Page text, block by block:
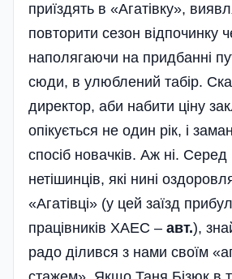
приїздять в «Агатівку»,
повторити сезон відпочинку
наполягаючи на придбанні
сюди, в улюблений табір.
директор, аби набити ціну
опікується не один рік, і
спосіб новачків. Аж ні.
нетішинців, які нині
«Агатівці» (у цей заїзд
працівників ХАЕС – авт.),
радо ділився з нами своїм